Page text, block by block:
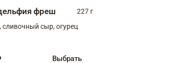
фреш
227 г
сливочный сыр, огурец
Выбрать